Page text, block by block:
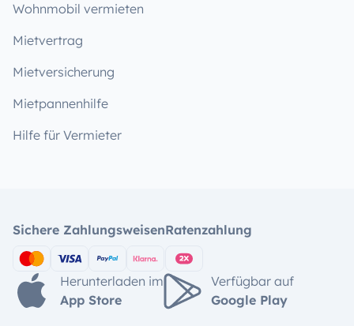
Wohnmobil vermieten
Mietvertrag
Mietversicherung
Mietpannenhilfe
Hilfe für Vermieter
Sichere ZahlungsweisenRatenzahlung
Herunterladen im
App Store
Verfügbar auf
Google Play